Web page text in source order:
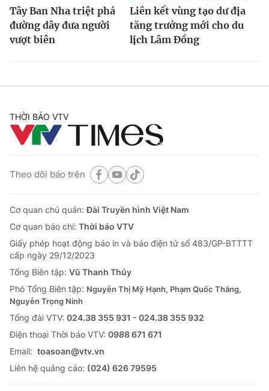
Tây Ban Nha triệt phá
đường dây đưa người
vượt biên
Liên kết vùng tạo dư địa
tăng trưởng mới cho du
lịch Lâm Đồng
THỜI BÁO VTV
Theo dõi báo trên
Cơ quan chủ quản:Đài Truyền hình Việt Nam
Cơ quan báo chí: Thời báo VTV
Giấy phép hoạt động báo in và báo điện tử số 483/GP-BTTTT
cấp ngày 29/12/2023
Tổng Biên tập: Vũ Thanh Thủy
Phó Tổng Biên tập: Nguyễn Thị Mỹ Hạnh, Phạm Quốc Thắng,
Nguyễn Trọng Ninh
Tổng đài VTV: 024.38 355 931 - 024.38 355 932
Ðiện thoại Thời báo VTV: 0988 671 671
Email: toasoan@vtv.vn
Liên hệ quảng cáo: (024) 626 79595